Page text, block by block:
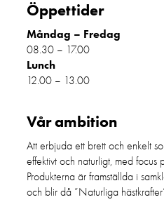
Öppettider
Måndag – Fredag
08.30 – 17.00
Lunch
12.00 – 13.00
Vår ambition
Att erbjuda ett brett och enkelt
effektivt och naturligt, med focus
Produkterna är framställda i
och blir då ”Naturliga